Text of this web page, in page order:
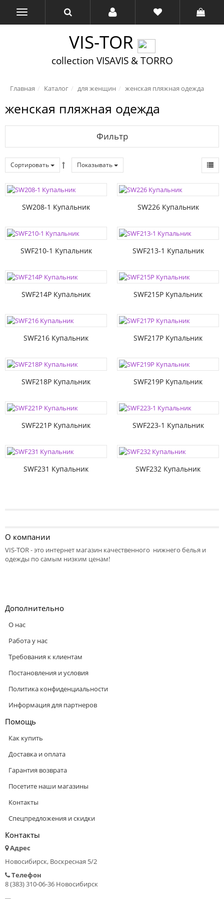
VIS-TOR
collection VISAVIS & TORRO
Главная Каталог для женщин женская пляжная одежда
женская пляжная одежда
Фильтр
Сортировать Показывать
SW208-1 Купальник SW226 Купальник
SWF210-1 Купальник SWF213-1 Купальник
SWF214P Купальник SWF215P Купальник
SWF216 Купальник SWF217P Купальник
SWF218P Купальник SWF219P Купальник
SWF221P Купальник SWF223-1 Купальник
SWF231 Купальник SWF232 Купальник
О компании
VIS-TOR - это интернет магазин качественного нижнего белья и
одежды по самым низким ценам!
Дополнительно
О нас
Работа у нас
Требования к клиентам
Постановления и условия
Политика конфиденциальности
Информация для партнеров
Помощь
Как купить
Доставка и оплата
Гарантия возврата
Посетите наши магазины
Контакты
Спецпредложения и скидки
Контакты
Адрес
Новосибирск, Воскресная 5/2
Телефон
8 (383) 310-06-36 Новосибирск